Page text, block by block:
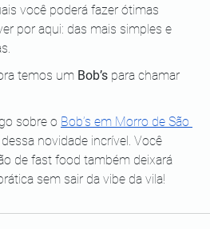
você poderá fazer ótimas
por aqui: das mais simples e
temos um Bob’s para chamar
sobre o Bob’s em Morro de São
novidade incrível. Você
de fast food também deixará
sem sair da vibe da vila!